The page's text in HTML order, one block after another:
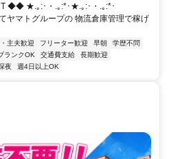
◆◆ ★.｡:･・.｡:*･★.｡:･・.｡:*･
ヤマトグループの 物流倉庫管理で稼げ
主夫歓迎 フリーター歓迎 早朝
学歴不問
ランクOK 交通費支給
長期歓迎
夜 週4日以上OK